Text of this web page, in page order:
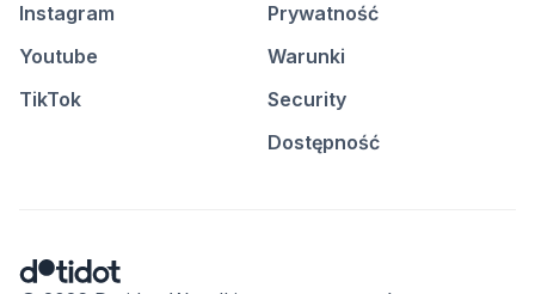
Instagram
Youtube
TikTok
Prywatność
Warunki
Security
Dostępność